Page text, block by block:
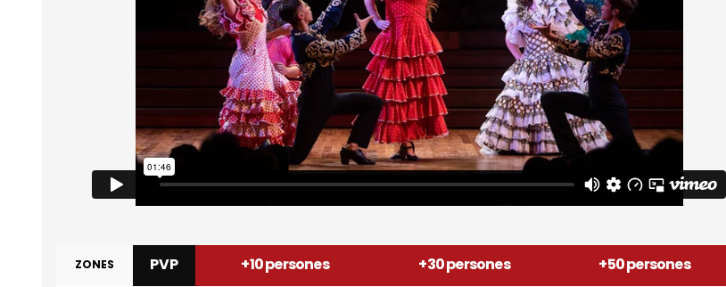
ZONES PVP +10 persones +30 persones +50 persones